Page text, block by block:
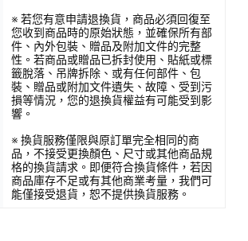
※ 若您有意申請退換貨，商品必須回復至
您收到商品時的原始狀態，並確保所有部
件、內外包裝、贈品及附加文件的完整
性。若商品或贈品已拆封使用、貼紙或標
籤脫落、吊牌拆除、或有任何部件、包
裝、贈品或附加文件遺失、故障、受到污
損等情況，您的退換貨權益有可能受到影
響。
※ 換貨服務僅限與原訂單完全相同的商
品，不接受更換顏色、尺寸或其他商品規
格的換貨請求。即便符合換貨條件，若因
商品庫存不足或有其他商業考量，我們可
能僅接受退貨，恕不提供換貨服務。